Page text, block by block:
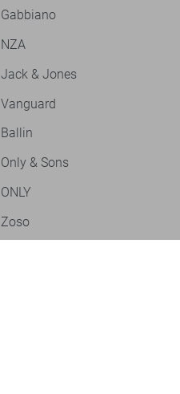
Gabbiano
NZA
Jack & Jones
Vanguard
Ballin
Only & Sons
ONLY
Zoso